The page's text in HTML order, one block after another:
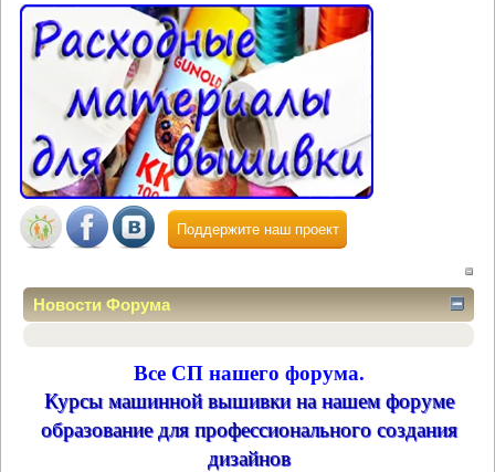
Поддержите наш проект
Новости Форума
Все СП нашего форума.
Курсы машинной вышивки на нашем форуме
образование для профессионального создания
дизайнов